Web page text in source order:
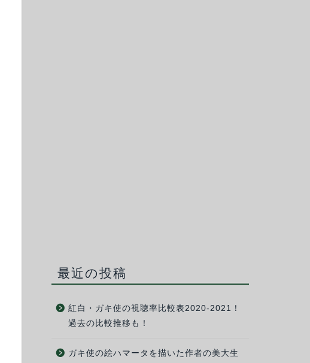
最近の投稿
紅白・ガキ使の視聴率比較表2020-2021！
過去の比較推移も！
ガキ使の絵ハマータを描いた作者の美大生